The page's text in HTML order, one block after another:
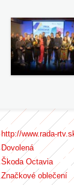
http://www.rada-
Dovolená
Škoda Octavia
Značkové oblečení